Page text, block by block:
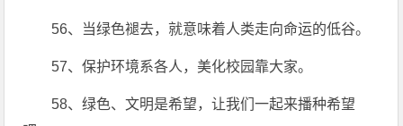
56、当绿色褪去，就意味着人类走向命运的低谷。
57、保护环境系各人，美化校园靠大家。
58、绿色、文明是希望，让我们一起来播种希望